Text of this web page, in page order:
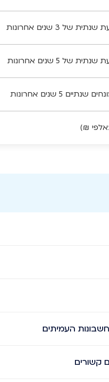
3 שנים אחרונות
5 שנים אחרונות
5 שנים אחרונות
₪)
העמיתים
קשורים